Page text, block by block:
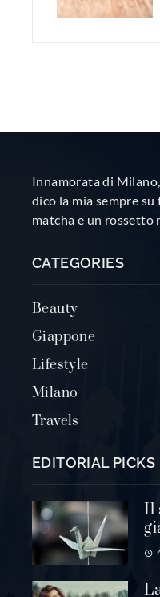
Innamorata di
dico la mia sempre
matcha e un rossetto
CATEGORIES
Beauty
Giappone
Lifestyle
Milano
Travels
EDITORIAL PICKS
Il